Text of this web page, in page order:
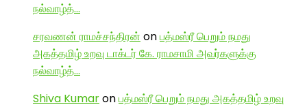
நல்வாழ்த்…
சரவணன் ராமச்சந்திரன் onபத்மஸ்ரீ பெறும் நமது
அகத்தமிழ் உறவு டாக்டர் கே. ராமசாமி அவர்களுக்கு
நல்வாழ்த்…
Shiva Kumaronபத்மஸ்ரீ பெறும் நமது அகத்தமிழ் உறவு